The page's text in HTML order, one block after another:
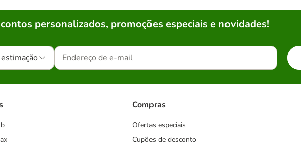
personalizados, promoções especiais e novidades!
Compras
Ofertas especiais
Cupões de desconto